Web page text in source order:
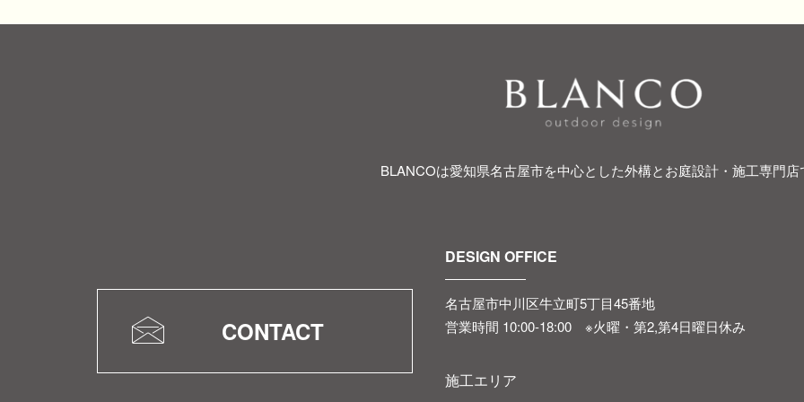
BLANCOは愛知県名古屋市を中心とした外構とお庭設計・施工専門店
CONTACT
DESIGN OFFICE
名古屋市中川区牛立町5丁目45番地
営業時間 10:00-18:00 ※火曜・第2,第4日曜日休み
施工エリア